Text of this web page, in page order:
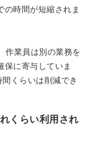
の時間が短縮されま
作業員は別の業務を
保に寄与していま
くらいは削減でき
くらい利用され